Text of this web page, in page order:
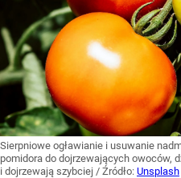
Sierpniowe ogławianie i usuwanie
pomidora do dojrzewających owoców,
i dojrzewają szybciej / Źródło: Unsplash